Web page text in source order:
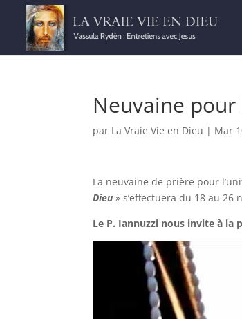
Neuvaine pour
par La Vraie Vie en Dieu | Mar
La neuvaine de prière pour
Dieu » s’effectuera du 18 au 26
Le P. Iannuzzi nous invite à la